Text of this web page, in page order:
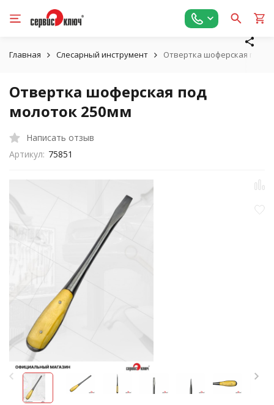
Главная Слесарный инструмент Отвертка шоферская под
Отвертка шоферская под
молоток 250мм
Написать отзыв
Артикул: 75851